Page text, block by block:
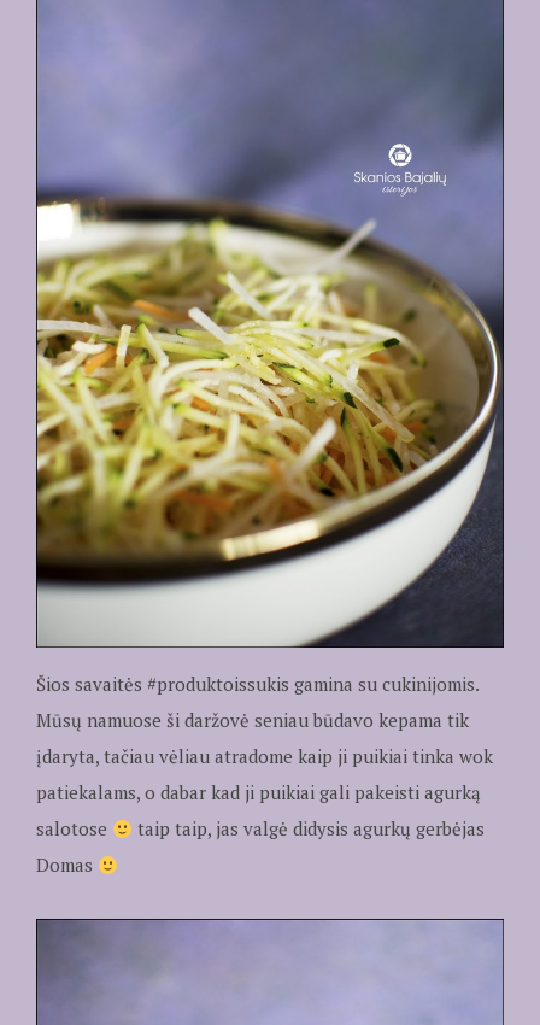
Šios savaitės #produktoissukis gamina su cukinijomis.
Mūsų namuose ši daržovė seniau būdavo kepama tik
įdaryta, tačiau vėliau atradome kaip ji puikiai tinka wok
patiekalams, o dabar kad ji puikiai gali pakeisti agurką
salotose
taip taip, jas valgė didysis agurkų gerbėjas
Domas